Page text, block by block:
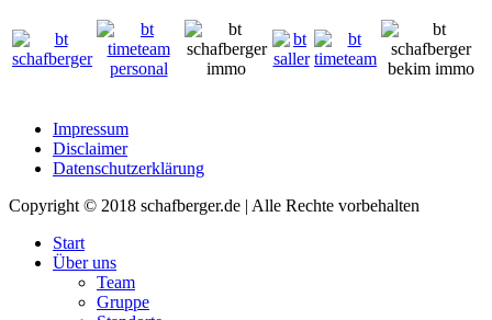
Impressum
Disclaimer
Datenschutzerklärung
Copyright © 2018 schafberger.de | Alle Rechte vorbehalten
Start
Über uns
Team
Gruppe